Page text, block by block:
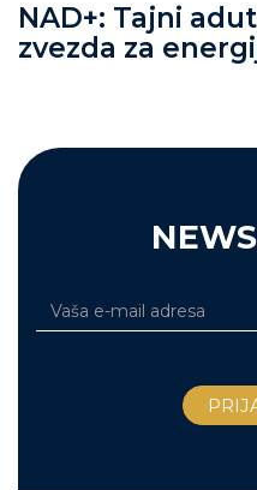
NAD+: Tajni
zvezda za